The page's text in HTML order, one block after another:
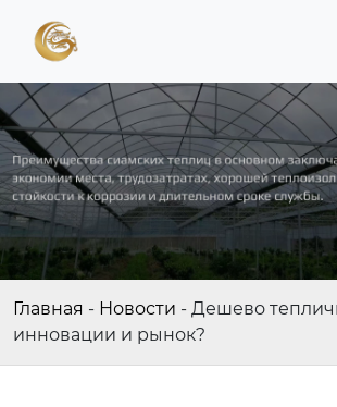
Главная - Новости - Дешево
инновации и рынок?